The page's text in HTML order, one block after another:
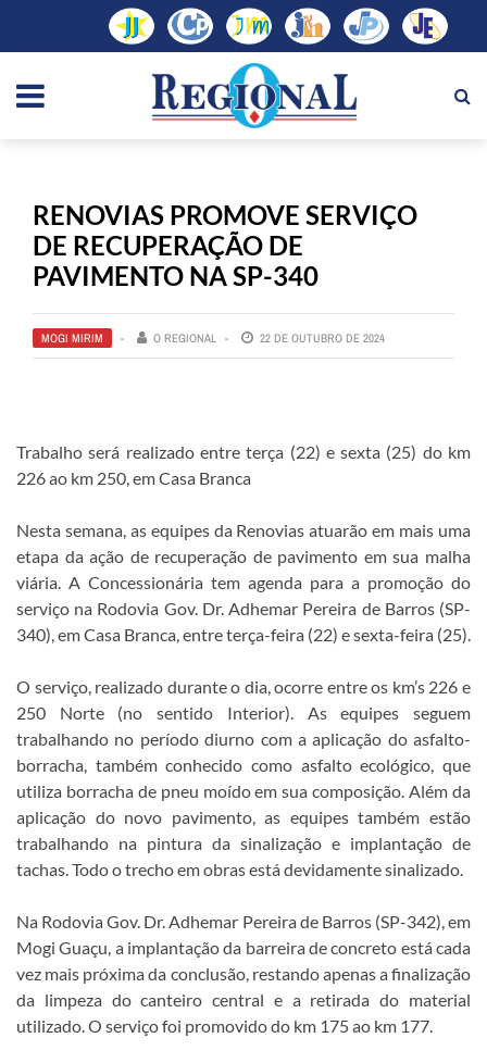
RENOVIAS PROMOVE SERVIÇO
DE RECUPERAÇÃO DE
PAVIMENTO NA SP-340
MOGI MIRIM O REGIONAL 22 DE OUTUBRO DE 2024
Trabalho será realizado entre terça (22) e sexta (25) do km
226 ao km 250, em Casa Branca
Nesta semana, as equipes da Renovias atuarão em mais uma
etapa da ação de recuperação de pavimento em sua malha
viária. A Concessionária tem agenda para a promoção do
serviço na Rodovia Gov. Dr. Adhemar Pereira de Barros (SP-
340), em Casa Branca, entre terça-feira (22) e sexta-feira (25).
O serviço, realizado durante o dia, ocorre entre os km’s 226 e
250 Norte (no sentido Interior). As equipes seguem
trabalhando no período diurno com a aplicação do asfalto-
borracha, também conhecido como asfalto ecológico, que
utiliza borracha de pneu moído em sua composição. Além da
aplicação do novo pavimento, as equipes também estão
trabalhando na pintura da sinalização e implantação de
tachas. Todo o trecho em obras está devidamente sinalizado.
Na Rodovia Gov. Dr. Adhemar Pereira de Barros (SP-342), em
Mogi Guaçu, a implantação da barreira de concreto está cada
vez mais próxima da conclusão, restando apenas a finalização
da limpeza do canteiro central e a retirada do material
utilizado. O serviço foi promovido do km 175 ao km 177.